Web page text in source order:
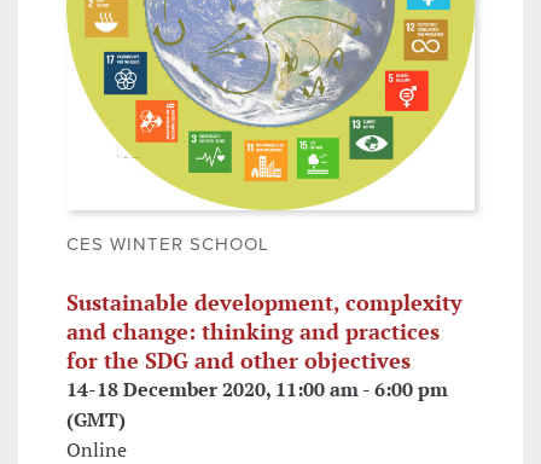
CES WINTER SCHOOL
Sustainable development, complexity
and change: thinking and practices
for the SDG and other objectives
14-18 December 2020, 11:00 am - 6:00 pm
(GMT)
Online